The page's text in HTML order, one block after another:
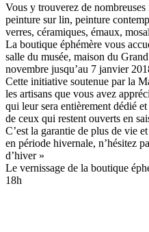
Vous y trouverez de
peinture sur lin, peinture
verres, céramiques, émaux,
La boutique éphémère vous
salle du musée, maison du
novembre jusqu’au 7 janvier
Cette initiative soutenue par la
les artisans que vous avez
qui leur sera entièrement dédié
de ceux qui restent ouverts en
C’est la garantie de plus de vie
en période hivernale, n’hésitez
d’hiver »
Le vernissage de la boutique
18h